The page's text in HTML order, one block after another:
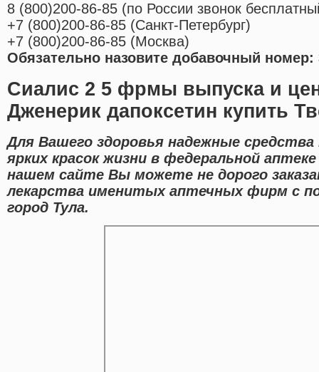
8 (800)200-86-85 (по России звонок
+7 (800)200-86-85 (Санкт-Петербург)
+7 (800)200-86-85 (Москва)
Обязательно назовите добавочный номер:
Сиалис 2 5 фрмы выпуска и
Дженерик дапоксетин купить
Для Вашего здоровья надежные средства
ярких красок жизни в федеральной
нашем сайте Вы можете не дорого
лекарства именитых аптечных фирм с
город Тула.